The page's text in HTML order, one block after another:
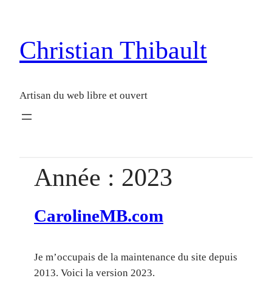
contenu
Christian Thibault
Artisan du web libre et ouvert
Année : 2023
CarolineMB.com
Je m’occupais de la maintenance du site depuis
2013. Voici la version 2023.